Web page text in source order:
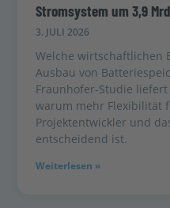
Stromsystem um 3,9
3. JULI 2026
Welche wirtschaftlichen
Ausbau von
Fraunhofer-Studie
warum mehr Flexibilität
Projektentwickler und
entscheidend ist.
Weiterlesen »